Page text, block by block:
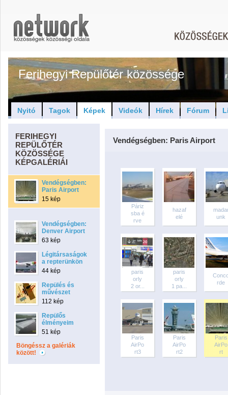
Ferihegyi Repülőtér közössége
Nyitó Tagok Képek Videók Hírek Fórum
FERIHEGYI
REPÜLŐTÉR
KÖZÖSSÉGE
KÉPGALÉRIÁI
Vendégségben:
Paris Airport
15 kép
Vendégségben:
Denver Airport
63 kép
Légitársaságok
a repterünkön
44 kép
Repülés és
művészet
112 kép
Repülős
élményeim
51 kép
Böngéssz a galériák
között!
Vendégségben: Paris Airport
Páriz
sba é
rve
hazaf
elé
unk
paris
orly
2 or...
paris
orly
1 pa...
rde
Paris
AirPo
rt3
Paris
AirPo
rt2
Paris
AirPo
rt